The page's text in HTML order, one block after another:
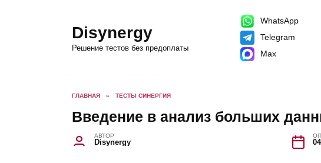
Disynergy
Решение тестов без предоплаты
WhatsApp
Telegram
Max
ГЛАВНАЯ » ТЕСТЫ СИНЕРГИЯ
Введение в анализ больших
АВТОР
Disynergy